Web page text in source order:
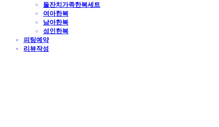
돌잔치가족한복세트
여아한복
남아한복
성인한복
피팅예약
리뷰작성